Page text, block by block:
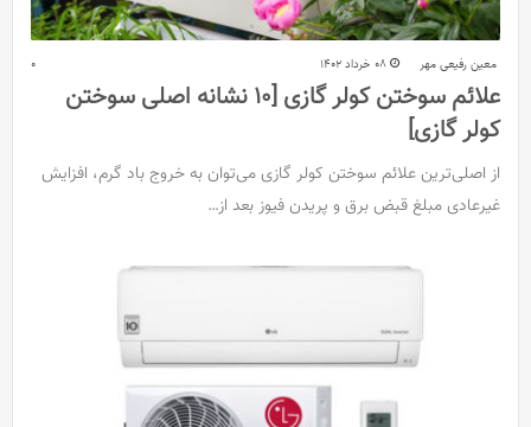
معین رفیعی مهر 08 خرداد 1402 0
علائم سوختن کولر گازی [10 نشانه اصلی سوختن
کولر گازی]
از اصلی‌ترین علائم سوختن کولر گازی می‌توان به خروج باد گرم، افزایش
غیرعادی مبلغ قبض برق و پریدن فیوز بعد از…